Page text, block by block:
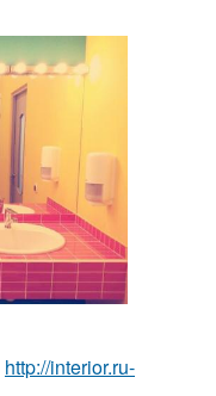
http://interior.ru-